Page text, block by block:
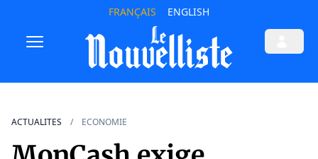
FRANÇAIS ENGLISH
ACTUALITES ECONOMIE